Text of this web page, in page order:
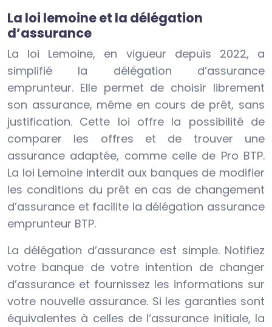
La loi lemoine et la délégation
d’assurance
La loi Lemoine, en vigueur depuis 2022, a
simplifié la délégation d’assurance
emprunteur. Elle permet de choisir librement
son assurance, même en cours de prêt, sans
justification. Cette loi offre la possibilité de
comparer les offres et de trouver une
assurance adaptée, comme celle de Pro BTP.
La loi Lemoine interdit aux banques de modifier
les conditions du prêt en cas de changement
d’assurance et facilite la délégation assurance
emprunteur BTP.
La délégation d’assurance est simple. Notifiez
votre banque de votre intention de changer
d’assurance et fournissez les informations sur
votre nouvelle assurance. Si les garanties sont
équivalentes à celles de l’assurance initiale, la